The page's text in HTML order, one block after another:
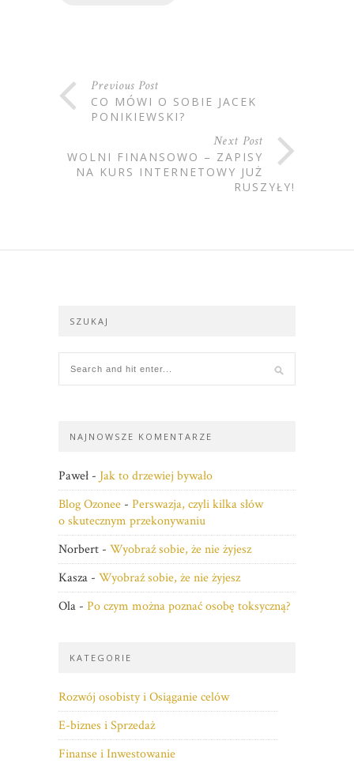
Previous Post
CO MÓWI O SOBIE JACEK
PONIKIEWSKI?
Next Post
WOLNI FINANSOWO – ZAPISY
NA KURS INTERNETOWY JUŻ
RUSZYŁY!
SZUKAJ
NAJNOWSZE KOMENTARZE
Paweł - Jak to drzewiej bywało
Blog Ozonee - Perswazja, czyli kilka słów
o skutecznym przekonywaniu
Norbert - Wyobraź sobie, że nie żyjesz
Kasza - Wyobraź sobie, że nie żyjesz
Ola - Po czym można poznać osobę toksyczną?
KATEGORIE
Rozwój osobisty i Osiąganie celów
E-biznes i Sprzedaż
Finanse i Inwestowanie